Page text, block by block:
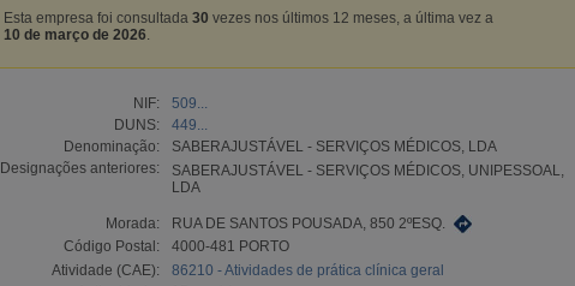
Esta empresa foi consultada 30 vezes nos últimos 12 meses, a última vez a
10 de março de 2026
NIF:
509...
DUNS:
449...
Denominação:
SABERAJUSTÁVEL - SERVIÇOS MÉDICOS, LDA
Designações anteriores:
SABERAJUSTÁVEL - SERVIÇOS MÉDICOS, UNIPESSOAL,
LDA
Morada:
RUA DE SANTOS POUSADA, 850 2ºESQ.
Código Postal:
4000-481 PORTO
Atividade (CAE):
86210 - Atividades de prática clínica geral